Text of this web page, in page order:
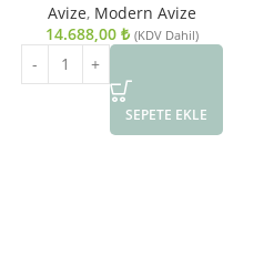
Avize, Modern Avize
14.688,00 ₺ (KDV Dahil)
SEPETE EKLE